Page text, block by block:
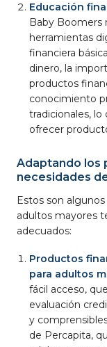
Educación
Baby Boomers
herramientas
financiera
dinero, la
productos
conocimiento
tradicionales, lo
ofrecer
Adaptando los
necesidades
Estos son
adultos mayores
adecuados:
Productos
para adultos
fácil acceso,
evaluación
y
de Percapita,